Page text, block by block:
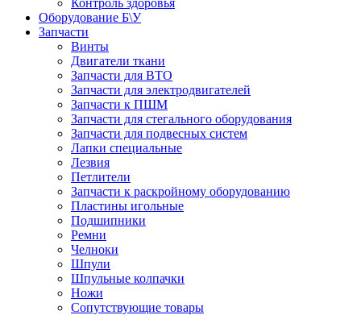
Контроль здоровья
Оборудование Б\У
Запчасти
Винты
Двигатели ткани
Запчасти для ВТО
Запчасти для электродвигателей
Запчасти к ПШМ
Запчасти для стегального оборудования
Запчасти для подвесных систем
Лапки специальные
Лезвия
Петлители
Запчасти к раскройному оборудованию
Пластины игольные
Подшипники
Ремни
Челноки
Шпули
Шпульные колпачки
Ножи
Сопутствующие товары